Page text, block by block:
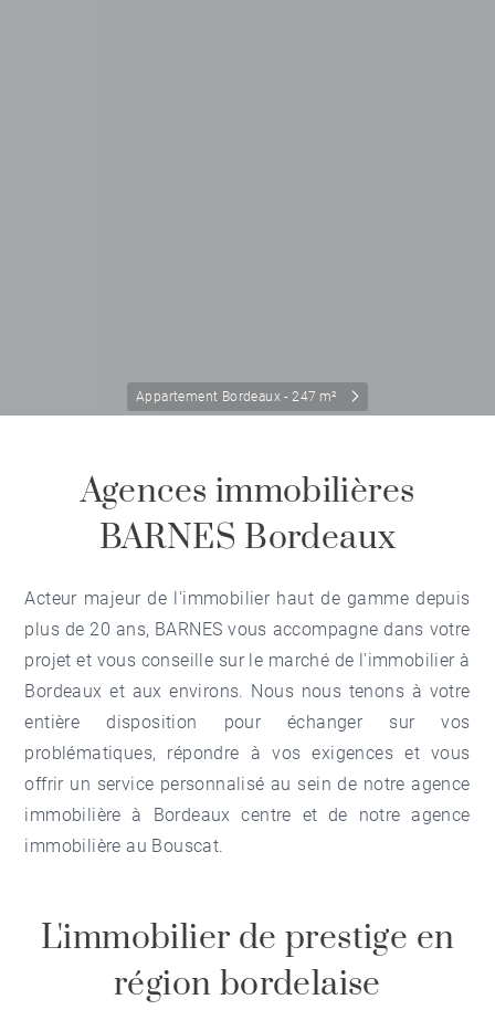
Appartement Bordeaux - 247 m²
Agences immobilières
BARNES Bordeaux
Acteur majeur de l'immobilier haut de gamme depuis
plus de 20 ans, BARNES vous accompagne dans votre
projet et vous conseille sur le marché de l'immobilier à
Bordeaux et aux environs. Nous nous tenons à votre
entière disposition pour échanger sur vos
problématiques, répondre à vos exigences et vous
offrir un service personnalisé au sein de notreagence
immobilière à Bordeaux centre et de notreagence
immobilière au Bouscat.
L'immobilier de prestige en
région bordelaise